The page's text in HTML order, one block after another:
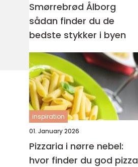
Smørrebrød Ålborg
sådan finder du de
bedste stykker i byen
inspiration
01. January 2026
Pizzaria i nørre nebel:
hvor finder du god pizza